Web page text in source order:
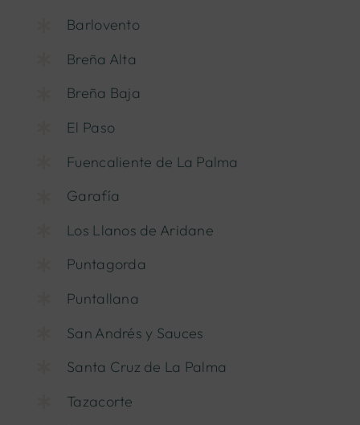
Barlovento
Breña Alta
Breña Baja
El Paso
Fuencaliente de La Palma
Garafía
Los Llanos de Aridane
Puntagorda
Puntallana
San Andrés y Sauces
Santa Cruz de La Palma
Tazacorte